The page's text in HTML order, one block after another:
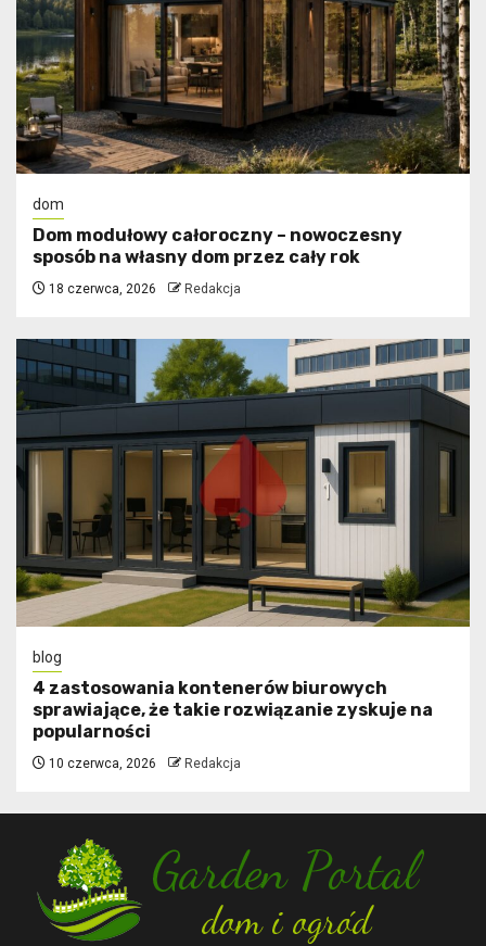
dom
Dom modułowy całoroczny – nowoczesny
sposób na własny dom przez cały rok
18 czerwca, 2026 Redakcja
blog
4 zastosowania kontenerów biurowych
sprawiające, że takie rozwiązanie zyskuje na
popularności
10 czerwca, 2026 Redakcja